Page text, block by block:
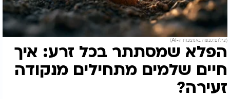
(צילום: נעשה באמצעות ה-AI)
הפלא שמסתתר בכל זרע: איך
חיים שלמים מתחילים מנקודה
זעירה?